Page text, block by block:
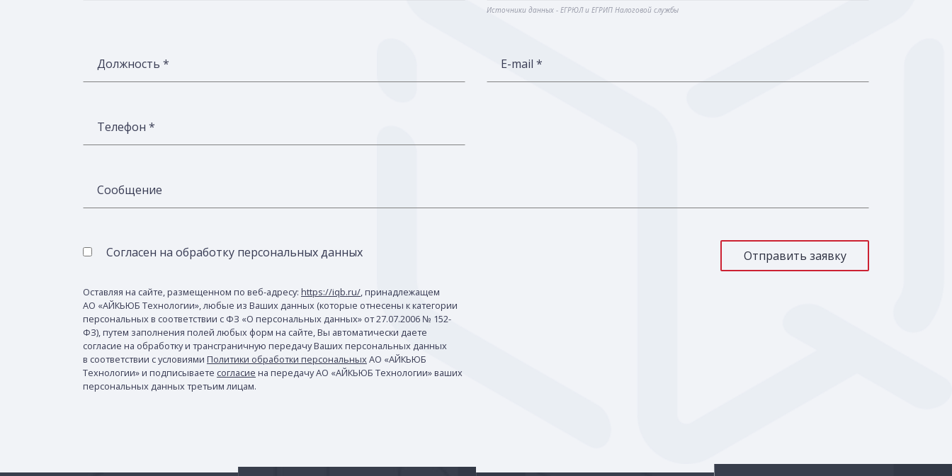
Источники данных - ЕГРЮЛ и ЕГРИП Налоговой службы
Должность * E-mail *
Телефон *
Сообщение
Согласен на обработку персональных данных
Оставляя на сайте, размещенном по веб-адресу: https://iqb.ru/, принадлежащем
АО «АЙКЬЮБ Технологии», любые из Ваших данных (которые отнесены к категории
персональных в соответствии с ФЗ «О персональных данных» от 27.07.2006 № 152-
ФЗ), путем заполнения полей любых форм на сайте, Вы автоматически даете
согласие на обработку и трансграничную передачу Ваших персональных данных
в соответствии с условиями Политики обработки персональныхАО «АЙКЬЮБ
Технологии» и подписываете согласие на передачу АО «АЙКЬЮБ Технологии» ваших
персональных данных третьим лицам.